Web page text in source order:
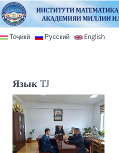
Перейти к основному содержанию
Тоҷикӣ Русский English
Язык TJ